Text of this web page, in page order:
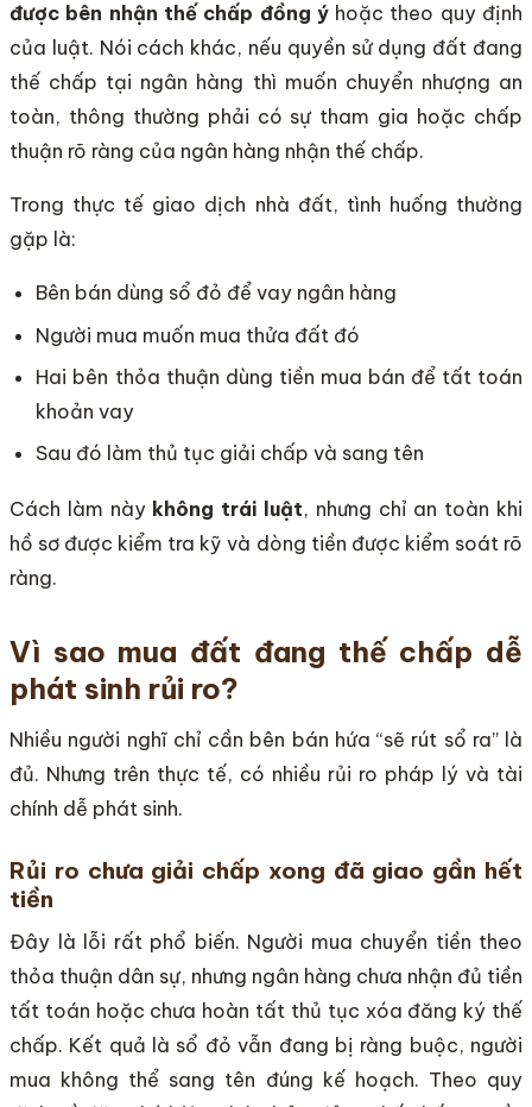
được bên nhận thế chấp đồng ýhoặc theo quy định
của luật. Nói cách khác, nếu quyền sử dụng đất đang
thế chấp tại ngân hàng thì muốn chuyển nhượng an
toàn, thông thường phải có sự tham gia hoặc chấp
thuận rõ ràng của ngân hàng nhận thế chấp.
Trong thực tế giao dịch nhà đất, tình huống thường
gặp là:
Bên bán dùng sổ đỏ để vay ngân hàng
Người mua muốn mua thửa đất đó
Hai bên thỏa thuận dùng tiền mua bán để tất toán
khoản vay
Sau đó làm thủ tục giải chấp và sang tên
Cách làm này không trái luật, nhưng chỉ an toàn khi
hồ sơ được kiểm tra kỹ và dòng tiền được kiểm soát rõ
ràng.
Vì sao mua đất đang thế chấp dễ
phát sinh rủi ro?
Nhiều người nghĩ chỉ cần bên bán hứa “sẽ rút sổ ra” là
đủ. Nhưng trên thực tế, có nhiều rủi ro pháp lý và tài
chính dễ phát sinh.
Rủi ro chưa giải chấp xong đã giao gần hết
tiền
Đây là lỗi rất phổ biến. Người mua chuyển tiền theo
thỏa thuận dân sự, nhưng ngân hàng chưa nhận đủ tiền
tất toán hoặc chưa hoàn tất thủ tục xóa đăng ký thế
chấp. Kết quả là sổ đỏ vẫn đang bị ràng buộc, người
mua không thể sang tên đúng kế hoạch. Theo quy